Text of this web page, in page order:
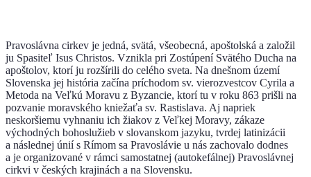
Pravoslávna cirkev je jedná, svätá, všeobecná, apoštolská a založil
ju Spasiteľ Isus Christos. Vznikla pri Zostúpení Svätého Ducha na
apoštolov, ktorí ju rozšírili do celého sveta. Na dnešnom území
Slovenska jej história začína príchodom sv. vierozvestcov Cyrila a
Metoda na Veľkú Moravu z Byzancie, ktorí tu v roku 863 prišli na
pozvanie moravského kniežaťa sv. Rastislava. Aj napriek
neskoršiemu vyhnaniu ich žiakov z Veľkej Moravy, zákaze
východných bohoslužieb v slovanskom jazyku, tvrdej latinizácii
a následnej únií s Rímom sa Pravoslávie u nás zachovalo dodnes
a je organizované v rámci samostatnej (autokefálnej) Pravoslávnej
cirkvi v českých krajinách a na Slovensku.